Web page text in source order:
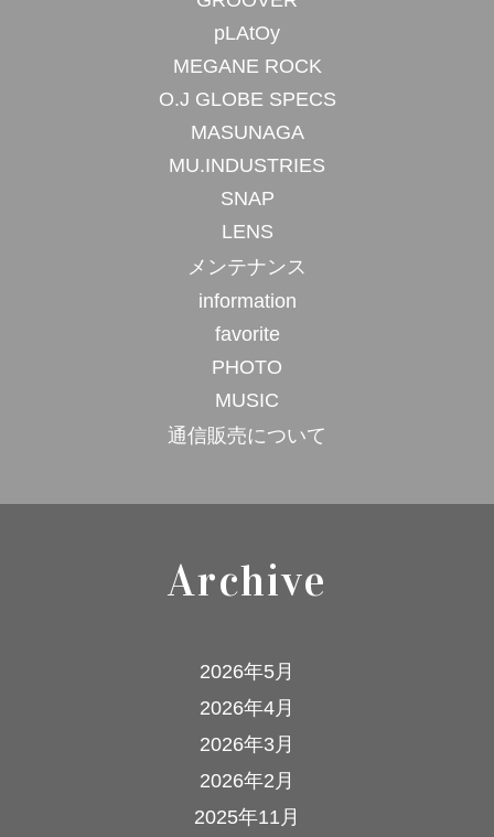
pLAtOy
MEGANE ROCK
O.J GLOBE SPECS
MASUNAGA
MU.INDUSTRIES
SNAP
LENS
メンテナンス
information
favorite
PHOTO
MUSIC
通信販売について
Archive
2026年5月
2026年4月
2026年3月
2026年2月
2025年11月